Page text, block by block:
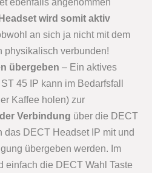
ebenfalls angenommen
Headset wird somit aktiv
an sich ja nicht mit dem
physikalisch verbunden!
übergeben – Ein aktives
45 IP kann im Bedarfsfall
Kaffee holen) zur
Verbindung über die DECT
das DECT Headset IP mit und
übergeben werden. Im
einfach die DECT Wahl Taste